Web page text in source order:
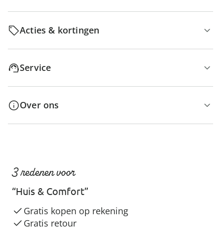
Acties & kortingen
Service
Over ons
3 redenen voor
“Huis & Comfort”
Gratis kopen op rekening
Gratis retour